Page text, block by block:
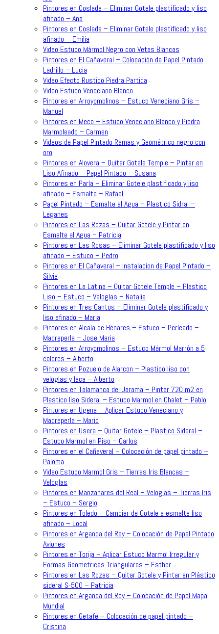
Pintores en Coslada – Eliminar Gotele plastificado y liso
afinado – Ana
Pintores en Coslada – Eliminar Gotele plastificado y liso
afinado – Emilia
Video Estuco Mármol Negro con Vetas Blancas
Pintores en El Cañaveral – Colocación de Papel Pintado
Ladrillo – Lucia
Video Efecto Rustico Piedra Partida
Video Estuco Veneciano Blanco
Pintores en Arroyomolinos – Estuco Veneciano Gris –
Manuel
Pintores en Meco – Estuco Veneciano Blanco y Piedra
Marmoleado – Carmen
Videos de Papel Pintado Ramas y Geométrico negro con
oro
Pintores en Alovera – Quitar Gotele Temple – Pintar en
Liso Afinado – Papel Pintado – Susana
Pintores en Parla – Eliminar Gotele plastificado y liso
afinado – Esmalte – Rafael
Papel Pintado – Esmalte al Agua – Plastico Sidral –
Leganes
Pintores en Las Rozas – Quitar Gotele y Pintar en
Esmalte al Agua – Patricia
Pintores en Las Rosas – Eliminar Gotele plastificado y liso
afinado – Estuco – Pedro
Pintores en El Cañaveral – Instalacion de Papel Pintado –
Silvia
Pintores en La Latina – Quitar Gotele Temple – Plastico
Liso – Estuco – Veloglas – Natalia
Pintores en Tres Cantos – Eliminar Gotele plastificado y
liso afinado – Maria
Pintores en Alcala de Henares – Estuco – Perleado –
Madreperla – Jose Maria
Pintores en Arroyomolinos – Estuco Mármol Marrón a 5
colores – Alberto
Pintores en Pozuelo de Alarcon – Plastico liso con
veloglas y laca – Alberto
Pintores en Talamanca del Jarama – Pintar 720 m2 en
Plastico liso Sideral – Estuco Marmol en Chalet – Pablo
Pintores en Ugena – Aplicar Estuco Veneciano y
Madreperla – Mario
Pintores en Usera – Quitar Gotele – Plastico Sideral –
Estuco Marmol en Piso – Carlos
Pintores en el Cañaveral – Colocación de papel pintado –
Paloma
Video Estuco Marmol Gris – Tierras Iris Blancas –
Veloglas
Pintores en Manzanares del Real – Veloglas – Tierras Iris
– Estuco – Sergio
Pintores en Toledo – Cambiar de Gotele a esmalte liso
afinado – Local
Pintores en Arganda del Rey – Colocación de Papel Pintado
Aviones
Pintores en Torija – Aplicar Estuco Marmol Irregular y
Formas Geometricas Triangulares – Esther
Pintores en Las Rozas – Quitar Gotele y Pintar en Plástico
sideral S-500 – Patricia
Pintores en Arganda del Rey – Colocación de Papel Mapa
Mundial
Pintores en Getafe – Colocación de papel pintado –
Cristina